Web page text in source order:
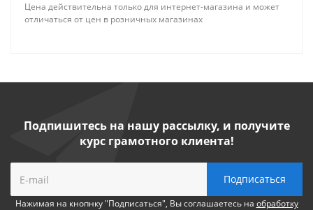
Цена действительна только для интернет-магазина и может
отличаться от цен в розничных магазинах
Подпишитесь на нашу рассылку, и получите
курс грамотного клиента!
Нажимая на кнопнку "Подписаться", Вы соглашаетесь на обработку